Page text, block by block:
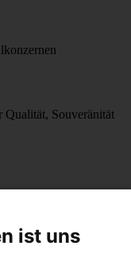
Qualität, Souveränität
ist uns